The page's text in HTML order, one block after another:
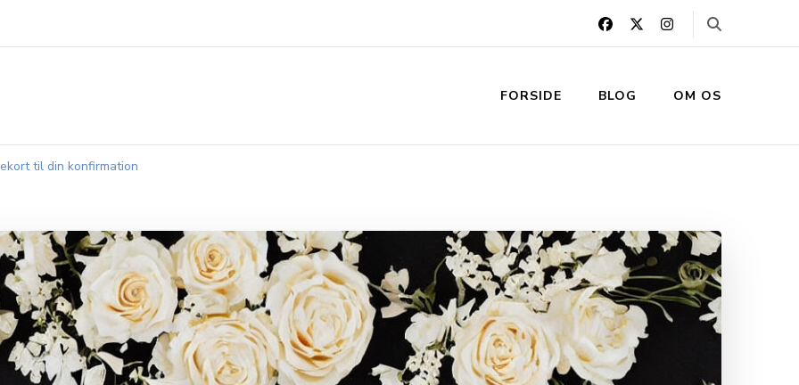
FORSIDE BLOG OM OS
til din konfirmation